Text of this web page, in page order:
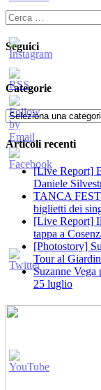
Ricerca
per:
Seguici
Categorie
Categorie
Articoli recenti
[Live Report]
Daniele
TANCA FEST
biglietti dei
[Live Report]
tappa a
[Photostory]
Tour al
Suzanne Vega
25 luglio